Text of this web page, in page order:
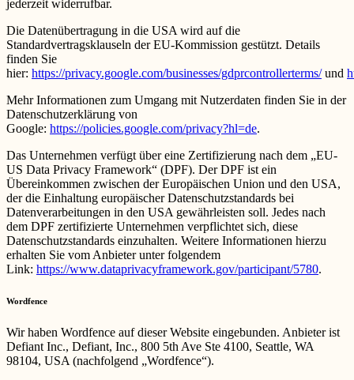
jederzeit widerrufbar.
Die Datenübertragung in die USA wird auf die
Standardvertragsklauseln der EU-Kommission gestützt. Details
finden Sie
hier: https://privacy.google.com/businesses/gdprcontrollerterms/und
Mehr Informationen zum Umgang mit Nutzerdaten finden Sie in der
Datenschutzerklärung von
Google: https://policies.google.com/privacy?hl=de.
Das Unternehmen verfügt über eine Zertifizierung nach dem „EU-
US Data Privacy Framework“ (DPF). Der DPF ist ein
Übereinkommen zwischen der Europäischen Union und den USA,
der die Einhaltung europäischer Datenschutzstandards bei
Datenverarbeitungen in den USA gewährleisten soll. Jedes nach
dem DPF zertifizierte Unternehmen verpflichtet sich, diese
Datenschutzstandards einzuhalten. Weitere Informationen hierzu
erhalten Sie vom Anbieter unter folgendem
Link: https://www.dataprivacyframework.gov/participant/5780.
Wordfence
Wir haben Wordfence auf dieser Website eingebunden. Anbieter ist
Defiant Inc., Defiant, Inc., 800 5th Ave Ste 4100, Seattle, WA
98104, USA (nachfolgend „Wordfence“).